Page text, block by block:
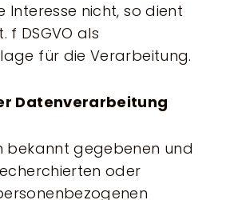
Interesse nicht, so dient
f DSGVO als
für die Verarbeitung.
Datenverarbeitung
bekannt gegebenen und
oder